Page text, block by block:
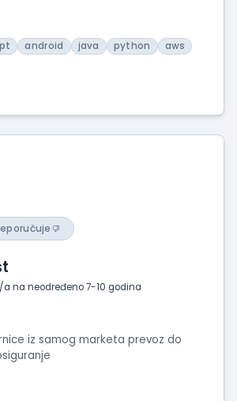
android java python aws
na neodređeno 7-10 godina
iz samog marketa prevoz do